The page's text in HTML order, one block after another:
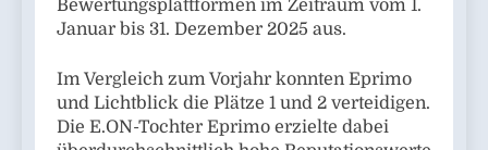
Bewertungsplattformen im Zeitraum vom 1.
Januar bis 31. Dezember 2025 aus.
Im Vergleich zum Vorjahr konnten Eprimo
und Lichtblick die Plätze 1 und 2 verteidigen.
Die E.ON-Tochter Eprimo erzielte dabei